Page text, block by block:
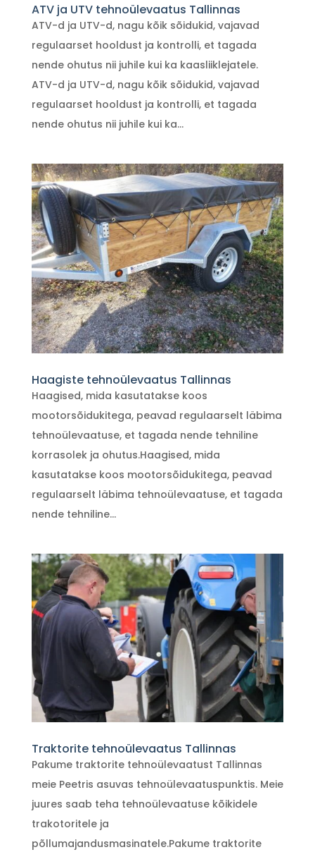
ATV ja UTV tehnoülevaatus Tallinnas
ATV-d ja UTV-d, nagu kõik sõidukid, vajavad
regulaarset hooldust ja kontrolli, et tagada
nende ohutus nii juhile kui ka kaasliiklejatele.
ATV-d ja UTV-d, nagu kõik sõidukid, vajavad
regulaarset hooldust ja kontrolli, et tagada
nende ohutus nii juhile kui ka...
Haagiste tehnoülevaatus Tallinnas
Haagised, mida kasutatakse koos
mootorsõidukitega, peavad regulaarselt läbima
tehnoülevaatuse, et tagada nende tehniline
korrasolek ja ohutus.Haagised, mida
kasutatakse koos mootorsõidukitega, peavad
regulaarselt läbima tehnoülevaatuse, et tagada
nende tehniline...
Traktorite tehnoülevaatus Tallinnas
Pakume traktorite tehnoülevaatust Tallinnas
meie Peetris asuvas tehnoülevaatuspunktis. Meie
juures saab teha tehnoülevaatuse kõikidele
trakotoritele ja
põllumajandusmasinatele.Pakume traktorite